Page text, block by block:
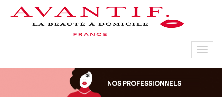
NOS PROFESSIONNELS